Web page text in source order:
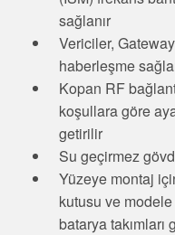
YAZILIM
Banner Measurement
Sensör Programlama
TECHNOLOGY
Sensors with IO-Link
sağlanır
Vericiler,
haberleşme
Kopan RF
koşullara göre
getirilir
Su geçirmez
Yüzeye montaj
kutusu ve
batarya